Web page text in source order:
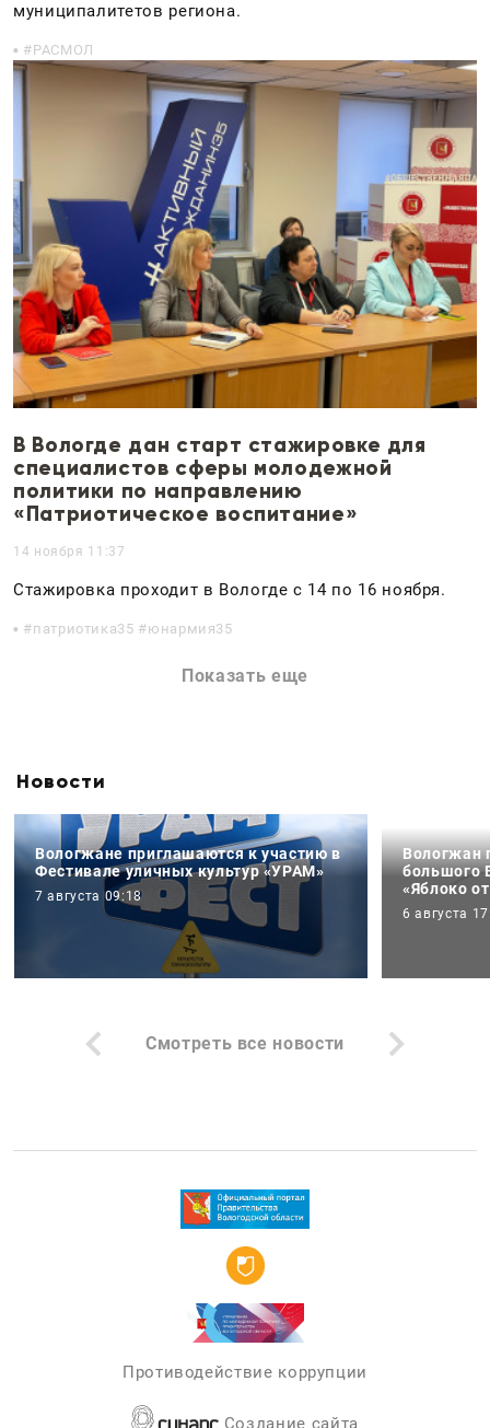
муниципалитетов региона.
РАСМОЛ
В Вологде дан старт стажировке для
специалистов сферы молодежной
политики по направлению
«Патриотическое воспитание»
14 ноября 11:37
Стажировка проходит в Вологде с 14 по 16 ноября.
патриотика35 #юнармия35
Показать еще
Новости
Вологжане приглашаются к участию в
Фестивале уличных культур «УРАМ»
7 августа 09:18
Вологжан
большого
«Яблоко
6 августа
Смотреть все новости
Противодействие коррупции
Создание сайта